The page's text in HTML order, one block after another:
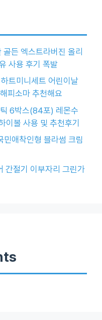
든 엑스트라버진 올리
사용 후기 폭발
트미니세트 어린이날
피소마 추천해요
6박스(84포) 레몬수
이볼 사용 및 추천후기
애착인형 블라썸 크림
간절기 이부자리 그린가